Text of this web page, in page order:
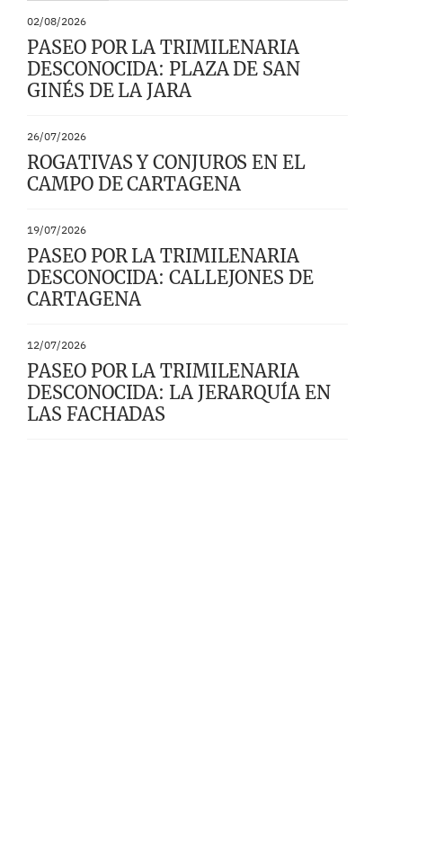
02/08/2026
PASEO POR LA TRIMILENARIA
DESCONOCIDA: PLAZA DE SAN
GINÉS DE LA JARA
26/07/2026
ROGATIVAS Y CONJUROS EN EL
CAMPO DE CARTAGENA
19/07/2026
PASEO POR LA TRIMILENARIA
DESCONOCIDA: CALLEJONES DE
CARTAGENA
12/07/2026
PASEO POR LA TRIMILENARIA
DESCONOCIDA: LA JERARQUÍA EN
LAS FACHADAS